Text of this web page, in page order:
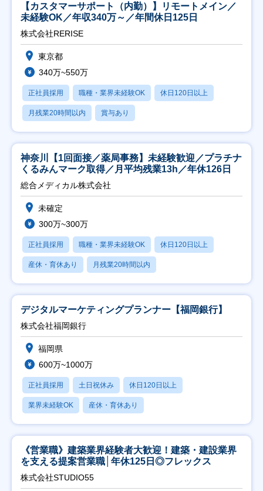
【カスタマーサポート（内勤）】リモートメイン／
未経験OK／年収340万～／年間休日125日
株式会社RERISE
東京都
340万~550万
正社員採用 職種・業界未経験OK 休日120日以上
月残業20時間以内 賞与あり
神奈川【1回面接／薬局事務】未経験歓迎／プラチナ
くるみんマーク取得／月平均残業13h／年休126日
総合メディカル株式会社
未確定
300万~300万
正社員採用 職種・業界未経験OK 休日120日以上
産休・育休あり 月残業20時間以内
デジタルマーケティングプランナー【福岡銀行】
株式会社福岡銀行
福岡県
600万~1000万
正社員採用 土日祝休み 休日120日以上
業界未経験OK 産休・育休あり
《営業職》建築業界経験者大歓迎！建築・建設業界
を支える提案営業職│年休125日◎フレックス
株式会社STUDIO55